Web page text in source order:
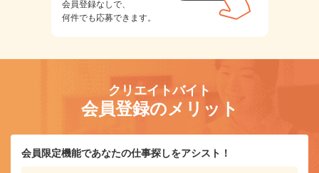
会員登録なしで、
何件でも応募できます。
クリエイトバイト
会員登録のメリット
会員限定機能であなたの仕事探しをアシスト！